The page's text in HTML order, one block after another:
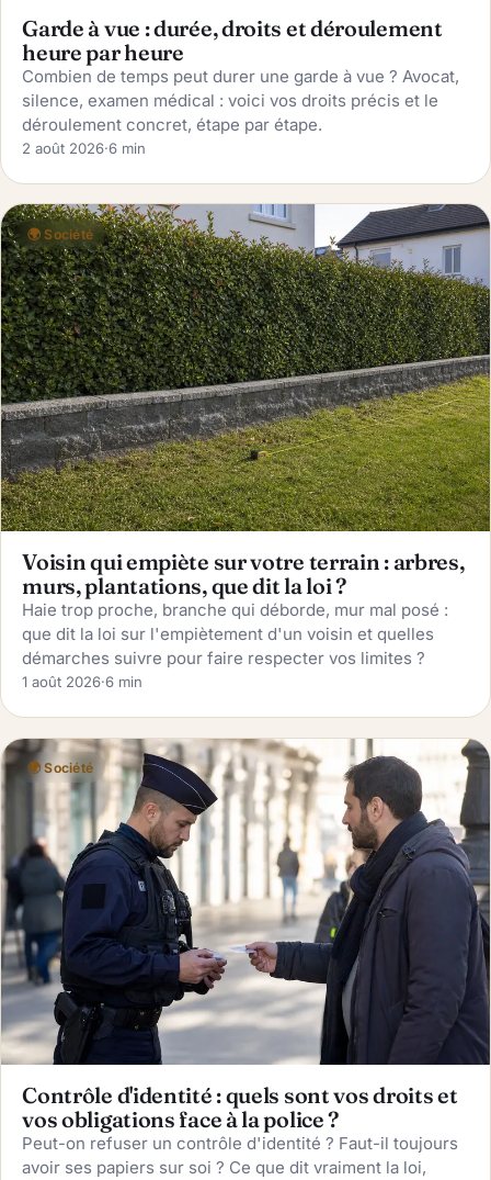
Garde à vue : durée, droits et déroulement
heure par heure
Combien de temps peut durer une garde à vue ? Avocat,
silence, examen médical : voici vos droits précis et le
déroulement concret, étape par étape.
2 août 2026·6 min
🌍 Société
Voisin qui empiète sur votre terrain : arbres,
murs, plantations, que dit la loi ?
Haie trop proche, branche qui déborde, mur mal posé :
que dit la loi sur l'empiètement d'un voisin et quelles
démarches suivre pour faire respecter vos limites ?
1 août 2026·6 min
🌍 Société
Contrôle d'identité : quels sont vos droits et
vos obligations face à la police ?
Peut-on refuser un contrôle d'identité ? Faut-il toujours
avoir ses papiers sur soi ? Ce que dit vraiment la loi,